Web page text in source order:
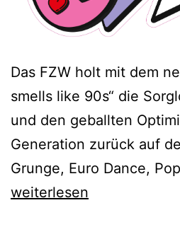
Das FZW holt mit dem
smells like 90s“ die
und den geballten
Generation zurück auf
Grunge, Euro Dance,
weiterlesen